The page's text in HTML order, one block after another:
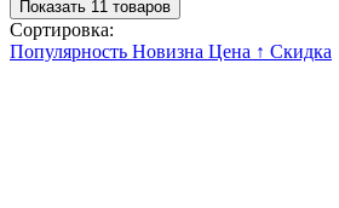
Показать 11 товаров
Сортировка:
Популярность Новизна Цена ↑ Скидка